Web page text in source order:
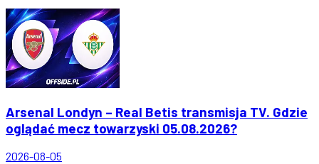
Arsenal Londyn – Real Betis transmisja TV. Gdzie
oglądać mecz towarzyski 05.08.2026?
2026-08-05